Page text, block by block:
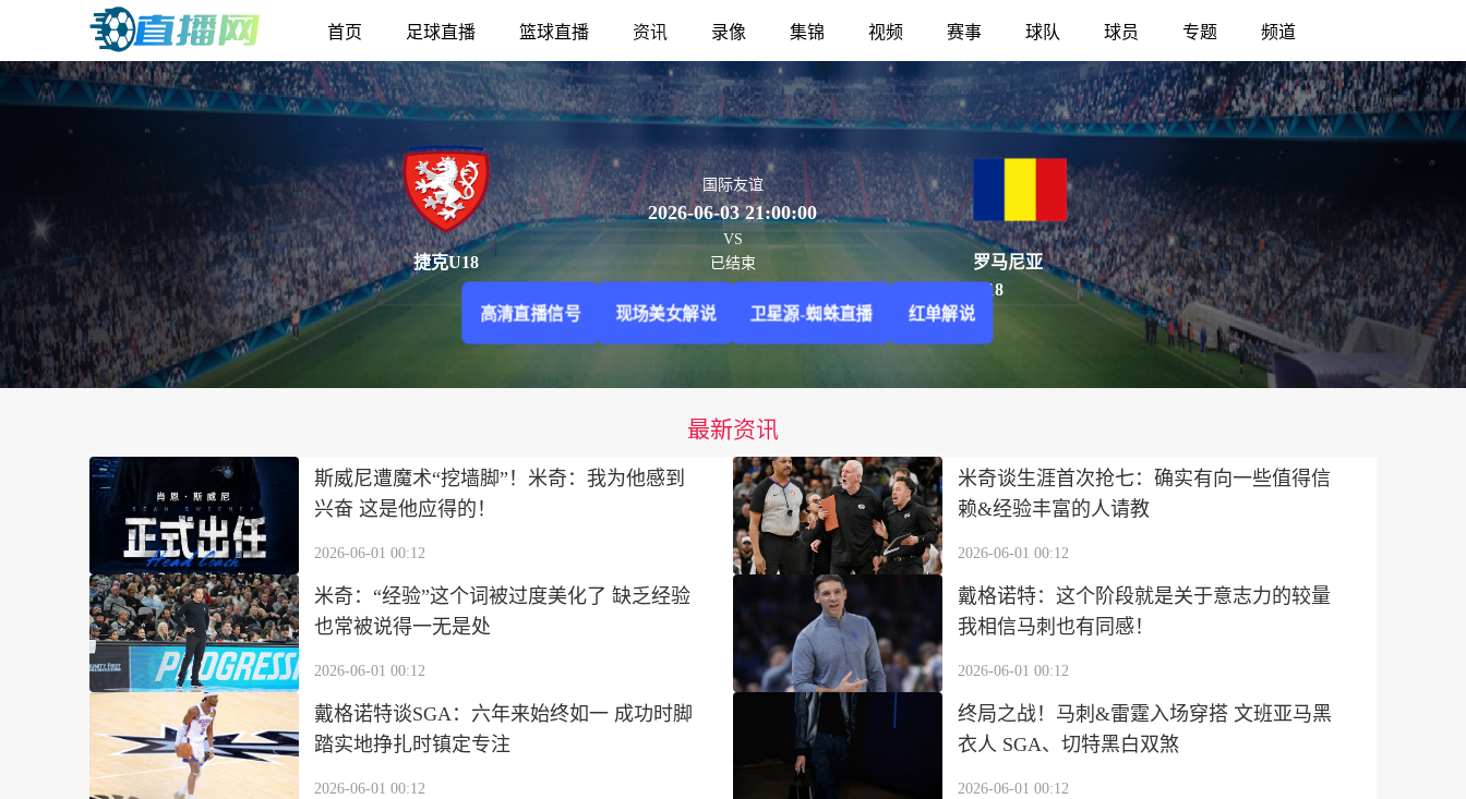
首页 足球直播 篮球直播 资讯 录像 集锦 视频 赛事 球队 球员 专题 频道
捷克U18
国际友谊
2026-06-03 21:00:00
VS
已结束
罗马尼亚
U18
高清直播信号 现场美女解说 卫星源-蜘蛛直播 红单解说
最新资讯
斯威尼遭魔术“挖墙脚”！米奇：我为他感到
兴奋 这是他应得的！
2026-06-01 00:12
米奇谈生涯首次抢七：确实有向一些值得信
赖&经验丰富的人请教
2026-06-01 00:12
米奇：“经验”这个词被过度美化了 缺乏经验
也常被说得一无是处
2026-06-01 00:12
戴格诺特：这个阶段就是关于意志力的较量
我相信马刺也有同感！
2026-06-01 00:12
戴格诺特谈SGA：六年来始终如一 成功时脚
踏实地挣扎时镇定专注
2026-06-01 00:12
终局之战！马刺&雷霆入场穿搭 文班亚马黑
衣人 SGA、切特黑白双煞
2026-06-01 00:12